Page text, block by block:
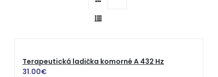
Terapeutická ladička komorné A 432 Hz
31.00€